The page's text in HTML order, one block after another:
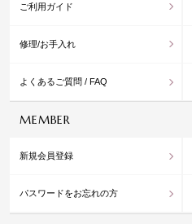
ご利用ガイド
修理/お手入れ
よくあるご質問 / FAQ
MEMBER
新規会員登録
パスワードをお忘れの方